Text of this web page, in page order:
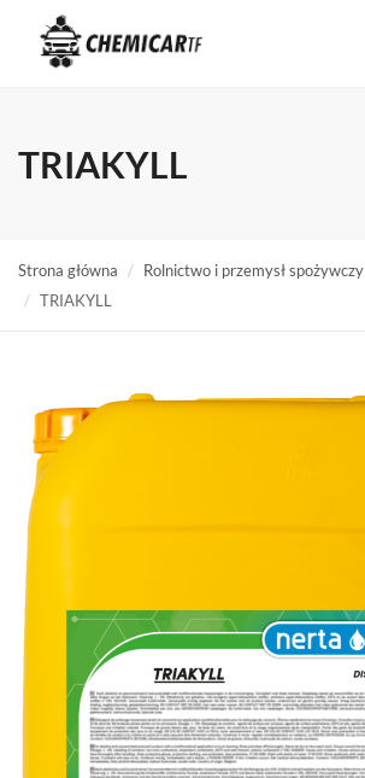
TRIAKYLL
Strona główna Rolnictwo i przemysł spożywczy
TRIAKYLL